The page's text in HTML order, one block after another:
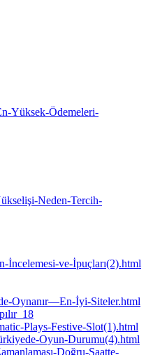
Yüksek-Ödemeleri-
Neden-Tercih-
İncelemesi-ve-İpuçları(2).html
Oynanır—En-İyi-Siteler.html
Plays-Festive-Slot(1).html
Oyun-Durumu(4).html
Doğru-Saatte-